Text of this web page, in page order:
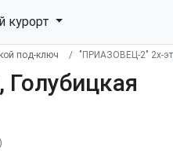
курорт
под-ключ "ПРИАЗОВЕЦ-2" 2х-
)